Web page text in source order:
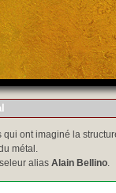
ont imaginé la
métal.
alias Alain Bellino.